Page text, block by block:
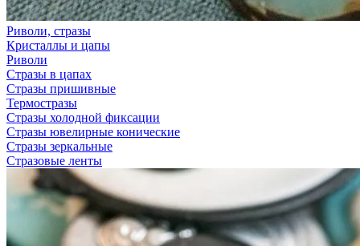
Риволи, стразы
Кристаллы и цапы
Риволи
Стразы в цапах
Стразы пришивные
Термостразы
Стразы холодной фиксации
Стразы ювелирные конические
Стразы зеркальные
Стразовые ленты